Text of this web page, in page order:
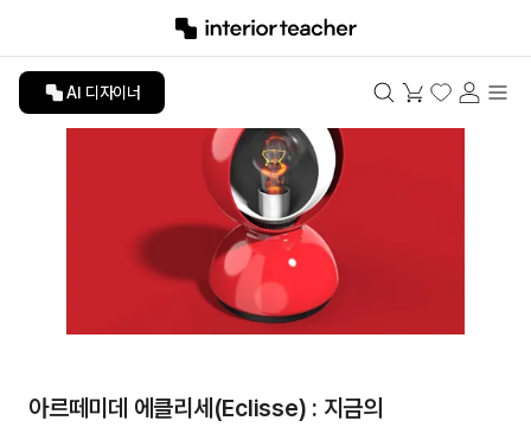
AI 디자이너
아르떼미데 에클리세(Eclisse) : 지금의